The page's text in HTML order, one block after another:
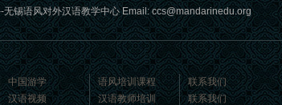
锡语风对外汉语教学中心 Email: ccs@mandarinedu.org
中国游学
汉语视频
语风培训课程
汉语教师培训
联系我们
联系我们